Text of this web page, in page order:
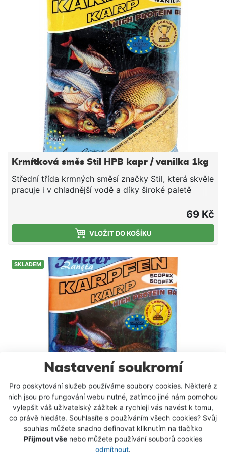
Nastavení soukromí
Pro poskytování služeb používáme soubory cookies. Některé z
nich jsou pro fungování webu nutné, zatímco jiné nám pomohou
vylepšit váš uživatelský zážitek a rychleji vás navést k tomu,
co právě hledáte. Souhlasíte s používáním všech cookies? Svůj
souhlas můžete snadno definovat kliknutím na tlačítko
Přijmout vše nebo můžete používání souborů cookies
odmítnout.
směsi s hrubou strukturou. Naopak po přidání
hrubšího partiklu si lze s touto směsí také
fantasticky zachytat větší ryby v teplých letních
Krmítková směs Stil HPB kapr / vanilka 1kg
Střední třída krmných směsí značky Stil, která skvěle
pracuje i v chladnější vodě a díky široké paletě
pravou směs pro daný revír či cílovou rybu. V rámci
poměru ceny a nabízené kvality tyto směsi jen těžko
hledají konkurenci - doporučujeme. Složení: Mleté
pečivo Mletá obilná zrna Drcená olejnatá semena
Aromata Vysoký obsah proteinů Světlá krmítková
směs s příchutí vanilka, která je uzpůsobena
především k lovu kaprů. Má pronikavé aroma, a
pokud ryby na dané lokalitě reagují na sladká
krmení, lze s ní dosahovat mimořádných úspěchů.
69 Kč
VLOŽIT DO KOŠÍKU
SKLADEM
Krmítková směs Stil HPB kapr / scopex 1kg